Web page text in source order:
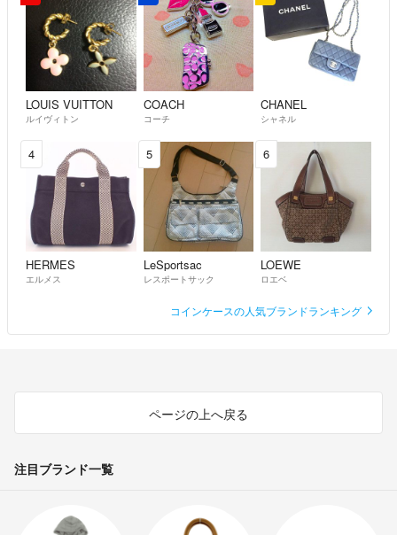
LOUIS VUITTON
ルイヴィトン
COACH
コーチ
CHANEL
シャネル
4
HERMES
エルメス
5
LeSportsac
レスポートサック
6
LOEWE
ロエベ
コインケースの人気ブランドランキング
ページの上へ戻る
注目ブランド一覧